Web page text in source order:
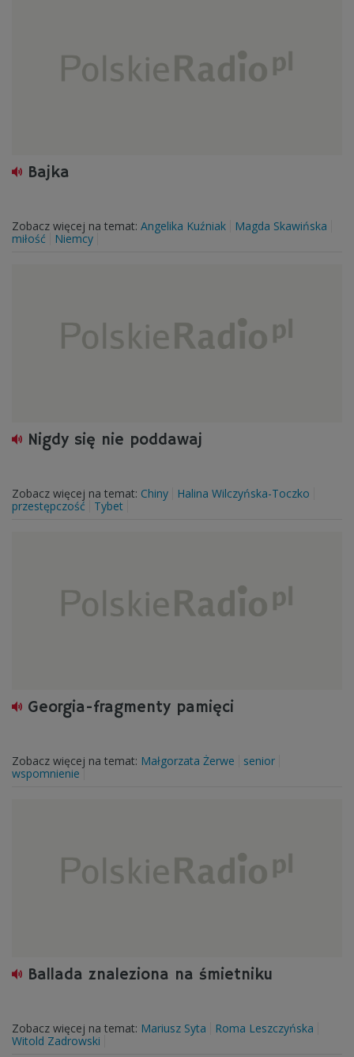
Bajka
Zobacz więcej na temat: Angelika Kuźniak
Magda Skawińska
miłość
Niemcy
Nigdy się nie poddawaj
Zobacz więcej na temat: Chiny
Halina Wilczyńska-Toczko
przestępczość
Tybet
Georgia-fragmenty pamięci
Zobacz więcej na temat: Małgorzata Żerwe
senior
wspomnienie
Ballada znaleziona na śmietniku
Zobacz więcej na temat: Mariusz Syta
Roma Leszczyńska
Witold Zadrowski